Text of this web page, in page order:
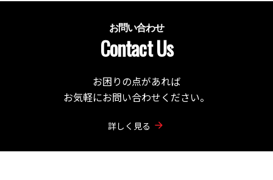
お問い合わせ
Contact Us
お困りの点があれば
お気軽にお問い合わせください。
詳しく見る